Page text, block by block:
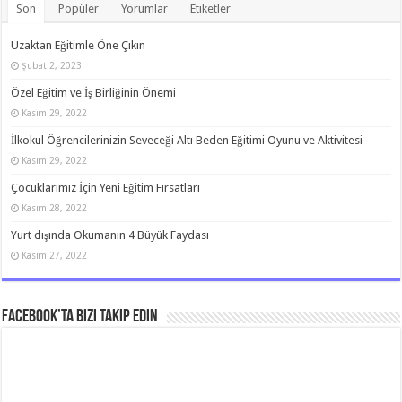
Son Popüler Yorumlar Etiketler
Uzaktan Eğitimle Öne Çıkın
Şubat 2, 2023
Özel Eğitim ve İş Birliğinin Önemi
Kasım 29, 2022
İlkokul Öğrencilerinizin Seveceği Altı Beden Eğitimi Oyunu ve Aktivitesi
Kasım 29, 2022
Çocuklarımız İçin Yeni Eğitim Fırsatları
Kasım 28, 2022
Yurt dışında Okumanın 4 Büyük Faydası
Kasım 27, 2022
Facebook’ta bizi takip edin